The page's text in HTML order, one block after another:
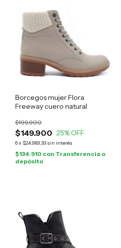
Borcegos mujer Flora
Freeway cuero natural
$149.900
$199.900
25% OFF
6x $24.983,33 sin interés
$134.910 con Transferencia o
depósito